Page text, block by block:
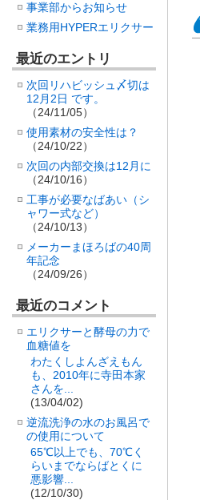
事業部からお知らせ
業務用HYPERエリクサー
最近のエントリ
次回リハビッシュ〆切は
12月2日 です。
（24/11/05）
使用素材の安全性は？
（24/10/22）
次回の内部交換は12月に
（24/10/16）
工事が必要なばあい（シ
ャワー式など）
（24/10/13）
メーカーまほろばの40周
年記念
（24/09/26）
最近のコメント
エリクサーと酵母の力で
血糖値を
わたくしよんざえもん
も、2010年に寺田本家
さんを...
(13/04/02)
逆流洗浄の水のお風呂で
の使用について
65℃以上でも、70℃く
らいまでならばとくに
悪影響...
(12/10/30)